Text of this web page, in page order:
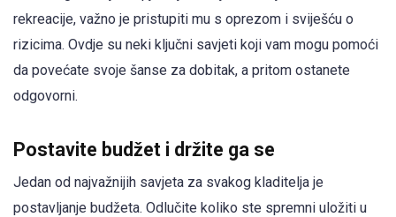
rekreacije, važno je pristupiti mu s oprezom i sviješću o
rizicima. Ovdje su neki ključni savjeti koji vam mogu pomoći
da povećate svoje šanse za dobitak, a pritom ostanete
odgovorni.
Postavite budžet i držite ga se
Jedan od najvažnijih savjeta za svakog kladitelja je
postavljanje budžeta. Odlučite koliko ste spremni uložiti u